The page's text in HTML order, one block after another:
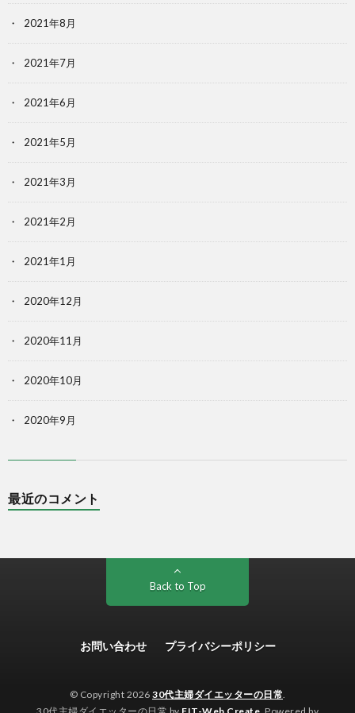
2021年8月
2021年7月
2021年6月
2021年5月
2021年3月
2021年2月
2021年1月
2020年12月
2020年11月
2020年10月
2020年9月
最近のコメント
Back to Top
お問い合わせ プライバシーポリシー
© Copyright 2026 30代主婦ダイエッターの日常.